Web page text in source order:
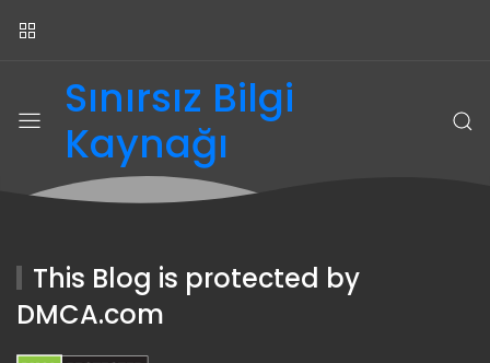
Sınırsız Bilgi
Kaynağı
This Blog is protected by
DMCA.com